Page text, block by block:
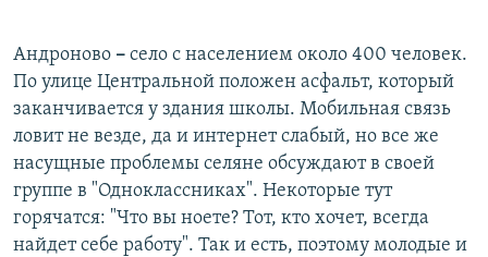
Андроново – село с населением около 400 человек.
По улице Центральной положен асфальт, который
заканчивается у здания школы. Мобильная связь
ловит не везде, да и интернет слабый, но все же
насущные проблемы селяне обсуждают в своей
группе в "Одноклассниках". Некоторые тут
горячатся: "Что вы ноете? Тот, кто хочет, всегда
найдет себе работу". Так и есть, поэтому молодые и